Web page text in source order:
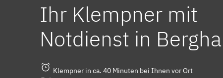
Ihr Klempner mit
Notdienst in
Klempner in ca. 40 Minuten bei Ihnen vor Ort